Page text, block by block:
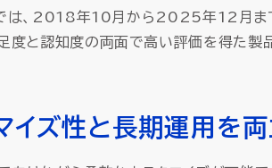
2018年10月から2025年12月まで
足度と認知度の両面で高い評価を得た製
イズ性と長期運用を